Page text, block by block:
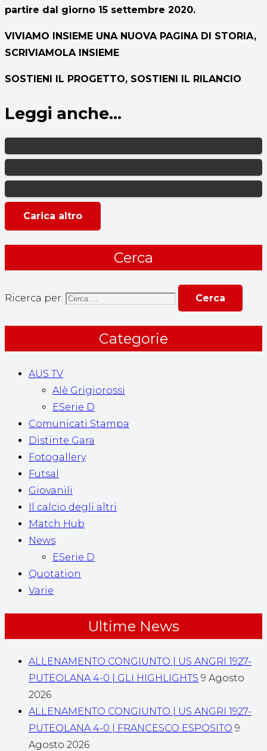
partire dal giorno 15 settembre 2020.
VIVIAMO INSIEME UNA NUOVA PAGINA DI STORIA,
SCRIVIAMOLA INSIEME
SOSTIENI IL PROGETTO, SOSTIENI IL RILANCIO
Leggi anche...
Carica altro
Cerca
Ricerca per:
Categorie
AUS TV
Alè Grigiorossi
ESerie D
Comunicati Stampa
Distinte Gara
Fotogallery
Futsal
Giovanili
Il calcio degli altri
Match Hub
News
ESerie D
Quotation
Varie
Ultime News
ALLENAMENTO CONGIUNTO | US ANGRI 1927-
PUTEOLANA 4-0 | GLI HIGHLIGHTS 9 Agosto
2026
ALLENAMENTO CONGIUNTO | US ANGRI 1927-
PUTEOLANA 4-0 | FRANCESCO ESPOSITO 9
Agosto 2026